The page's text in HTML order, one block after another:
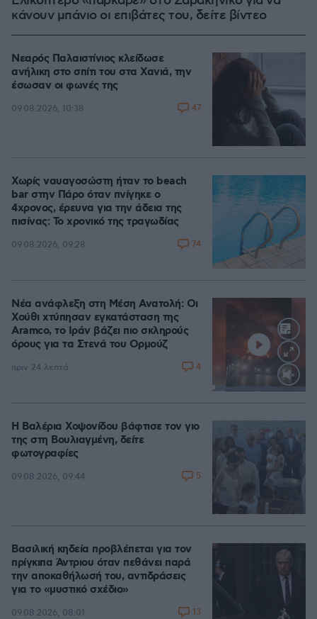
κάνουν μπάνιο οι επιβάτες του, δείτε βίντεο
Νεαρός Παλαιστίνιος κλείδωσε
ανήλικη στο σπίτι του στα Χανιά, την
έσωσαν οι φωνές της
09.08.2026, 10:38 47
Χωρίς ναυαγοσώστη ήταν το beach
bar στην Πάρο όταν πνίγηκε ο
4χρονος, έρευνα για την άδεια της
πισίνας: Το χρονικό της τραγωδίας
09.08.2026, 09:28 74
Loaded :
Νέα ανάφλεξη στη Μέση Ανατολή: Οι
Χούθι χτύπησαν εγκατάσταση της
Aramco, το Ιράν βάζει πιο σκληρούς
όρους για τα Στενά του Ορμούζ
πριν 24 λεπτά 4
Η Βαλέρια Χοψονίδου βάφτισε τον γιο
της στη Βουλιαγμένη, δείτε
φωτογραφίες
09.08.2026, 09:44 5
Βασιλική κηδεία προβλέπεται για τον
πρίγκιπα Άντριου όταν πεθάνει παρά
την αποκαθήλωσή του, αντιδράσεις
για το «μυστικό σχέδιο»
09.08.2026, 08:01 13